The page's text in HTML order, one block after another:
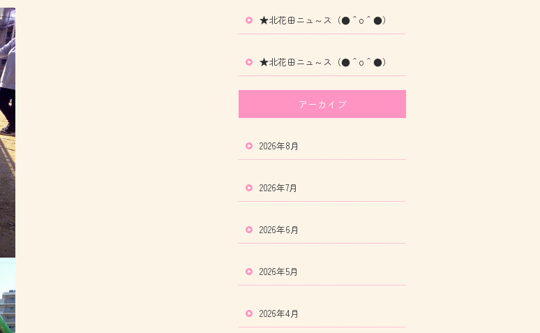
★北花田ニュ～ス（●＾o＾●）
★北花田ニュ～ス（●＾o＾●）
アーカイブ
2026年8月
2026年7月
2026年6月
2026年5月
2026年4月